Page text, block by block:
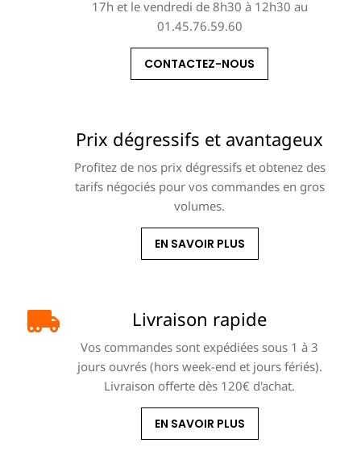
17h et le vendredi de 8h30 à 12h30 au
01.45.76.59.60
CONTACTEZ-NOUS
Prix dégressifs et avantageux
Profitez de nos prix dégressifs et obtenez des
tarifs négociés pour vos commandes en gros
volumes.
EN SAVOIR PLUS
Livraison rapide
Vos commandes sont expédiées sous 1 à 3
jours ouvrés (hors week-end et jours fériés).
Livraison offerte dès 120€ d'achat.
EN SAVOIR PLUS